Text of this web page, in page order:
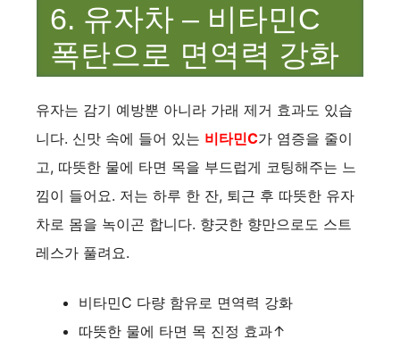
6. 유자차 – 비타민C
폭탄으로 면역력 강화
유자는 감기 예방뿐 아니라 가래 제거 효과도 있습
니다. 신맛 속에 들어 있는 비타민C가 염증을 줄이
고, 따뜻한 물에 타면 목을 부드럽게 코팅해주는 느
낌이 들어요. 저는 하루 한 잔, 퇴근 후 따뜻한 유자
차로 몸을 녹이곤 합니다. 향긋한 향만으로도 스트
레스가 풀려요.
비타민C 다량 함유로 면역력 강화
따뜻한 물에 타면 목 진정 효과↑